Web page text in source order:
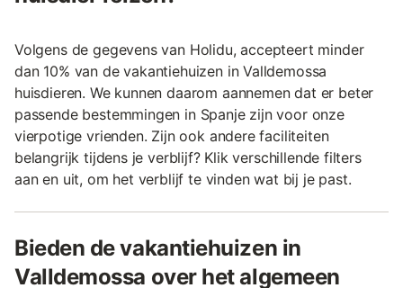
Volgens de gegevens van Holidu, accepteert minder
dan 10% van de vakantiehuizen in Valldemossa
huisdieren. We kunnen daarom aannemen dat er beter
passende bestemmingen in Spanje zijn voor onze
vierpotige vrienden. Zijn ook andere faciliteiten
belangrijk tijdens je verblijf? Klik verschillende filters
aan en uit, om het verblijf te vinden wat bij je past.
Bieden de vakantiehuizen in
Valldemossa over het algemeen